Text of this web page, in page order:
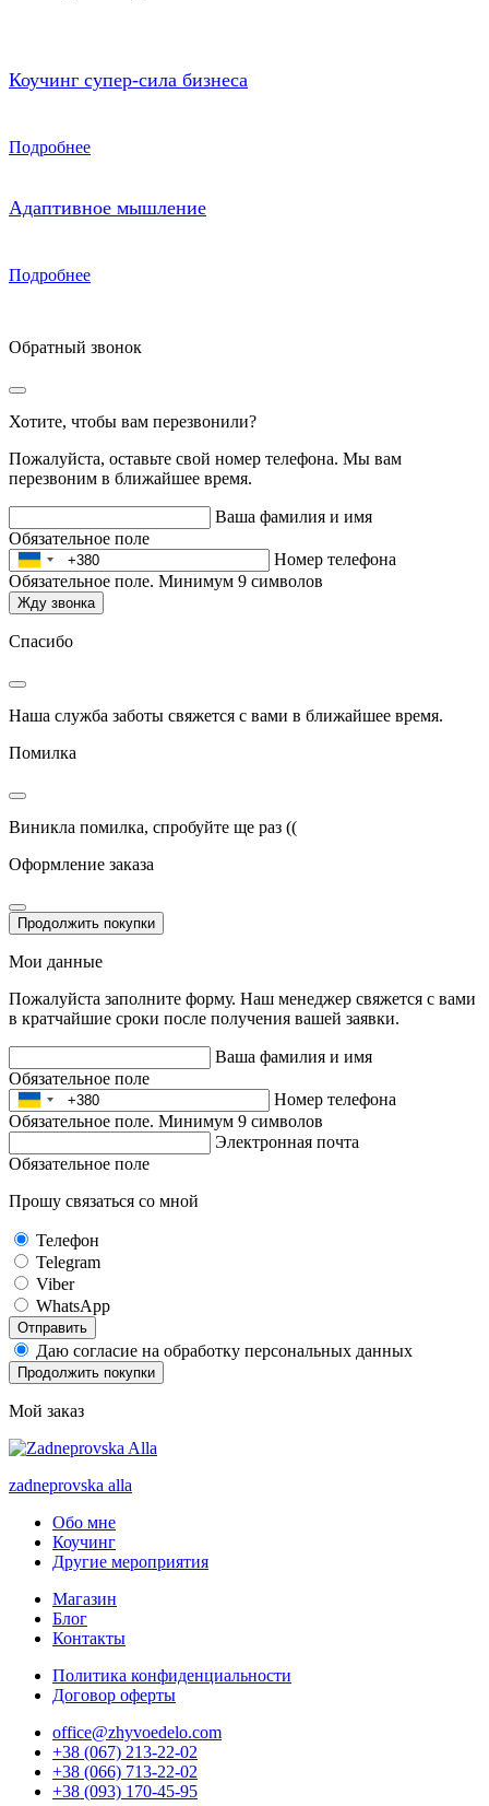
Коучинг супер-сила бизнеса
Подробнее
Адаптивное мышление
Подробнее
Обратный звонок
Хотите, чтобы вам перезвонили?
Пожалуйста, оставьте свой номер телефона. Мы вам
перезвоним в ближайшее время.
Ваша фамилия и имя
Обязательное поле
Номер телефона
Обязательное поле. Минимум 9 символов
Жду звонка
Спасибо
Наша служба заботы свяжется с вами в ближайшее время.
Помилка
Виникла помилка, спробуйте ще раз ((
Оформление заказа
Продолжить покупки
Мои данные
Пожалуйста заполните форму. Наш менеджер свяжется с вами
в кратчайшие сроки после получения вашей заявки.
Ваша фамилия и имя
Обязательное поле
Номер телефона
Обязательное поле. Минимум 9 символов
Электронная почта
Обязательное поле
Прошу связаться со мной
Телефон
Telegram
Viber
WhatsApp
Отправить
Даю согласие на обработку персональных данных
Продолжить покупки
Мой заказ
zadneprovska alla
Обо мне
Коучинг
Другие мероприятия
Магазин
Блог
Контакты
Политика конфиденциальности
Договор оферты
office@zhyvoedelo.com
+38 (067) 213-22-02
+38 (066) 713-22-02
+38 (093) 170-45-95